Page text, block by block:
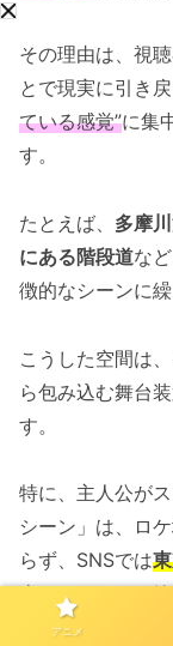
その理由は、視
とで現実に引き戻
ている感覚”に集
す。
たとえば、 多摩
にある階段道な
徴的なシーンに
こうした空間は
ら包み込む舞台
す。
特に、主人公が
シーン」は、ロ
らず、SNSでは
上がっており、
アニメ